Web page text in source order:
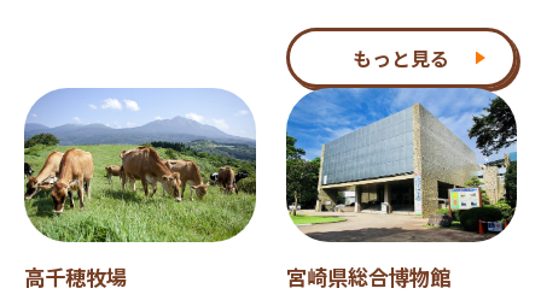
もっと見る
高千穂牧場
宮崎県総合博物館